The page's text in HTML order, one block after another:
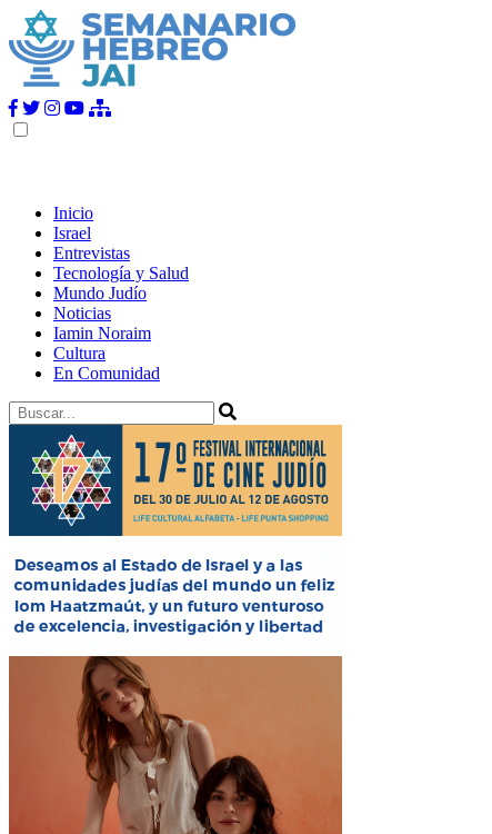
Inicio
Israel
Entrevistas
Tecnología y Salud
Mundo Judío
Noticias
Iamin Noraim
Cultura
En Comunidad